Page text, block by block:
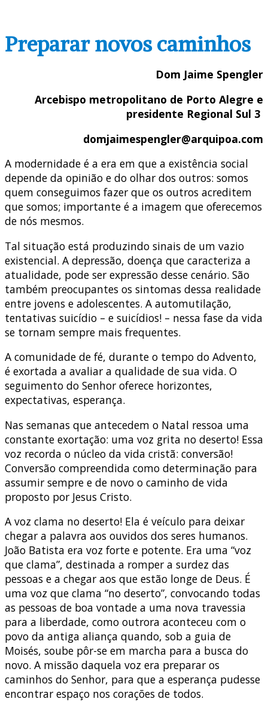
Preparar novos caminhos
Dom Jaime Spengler
Arcebispo metropolitano de Porto Alegre e
presidente Regional Sul 3
domjaimespengler@arquipoa.com
A modernidade é a era em que a existência social
depende da opinião e do olhar dos outros: somos
quem conseguimos fazer que os outros acreditem
que somos; importante é a imagem que oferecemos
de nós mesmos.
Tal situação está produzindo sinais de um vazio
existencial. A depressão, doença que caracteriza a
atualidade, pode ser expressão desse cenário. São
também preocupantes os sintomas dessa realidade
entre jovens e adolescentes. A automutilação,
tentativas suicídio – e suicídios! – nessa fase da vida
se tornam sempre mais frequentes.
A comunidade de fé, durante o tempo do Advento,
é exortada a avaliar a qualidade de sua vida. O
seguimento do Senhor oferece horizontes,
expectativas, esperança.
Nas semanas que antecedem o Natal ressoa uma
constante exortação: uma voz grita no deserto! Essa
voz recorda o núcleo da vida cristã: conversão!
Conversão compreendida como determinação para
assumir sempre e de novo o caminho de vida
proposto por Jesus Cristo.
A voz clama no deserto! Ela é veículo para deixar
chegar a palavra aos ouvidos dos seres humanos.
João Batista era voz forte e potente. Era uma “voz
que clama”, destinada a romper a surdez das
pessoas e a chegar aos que estão longe de Deus. É
uma voz que clama “no deserto”, convocando todas
as pessoas de boa vontade a uma nova travessia
para a liberdade, como outrora aconteceu com o
povo da antiga aliança quando, sob a guia de
Moisés, soube pôr-se em marcha para a busca do
novo. A missão daquela voz era preparar os
caminhos do Senhor, para que a esperança pudesse
encontrar espaço nos corações de todos.